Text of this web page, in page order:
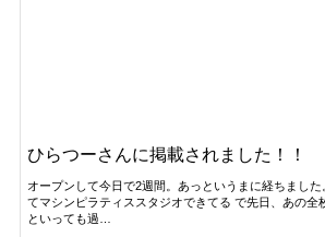
ひらつーさんに掲載されました！！
オープンして今日で2週間。あっというまに経ちまし
てマシンピラティススタジオできてる で先日、あの全
といっても過…